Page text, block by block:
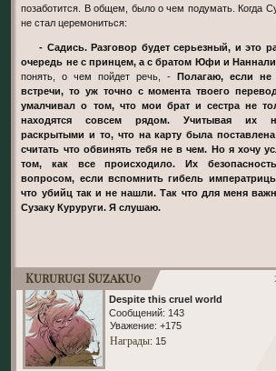
позаботится. В общем, было о чем подумать. Когда
не стал церемониться:
- Садись. Разговор будет серьезный, и это разговор в первую
очередь не с принцем, а с братом Юфи и
понять, о чем пойдет речь, -Полагаю, если
встречи, то уж точно с момента твоего
умалчивал о том, что мои брат и сестра не
находятся совсем рядом. Учитывая их
раскрытыми и то, что на карту была
считать что обвинять тебя не в чем. Но я хочу
том, как все происходило. Их
вопросом, если вспомнить гибель
что убийц так и не нашли. Так что для меня
Сузаку Куруруги. Я слушаю.
Kururugi Suzaku0
Despite this cruel world
Сообщений: 143
Уважение: +175
Награды: 15